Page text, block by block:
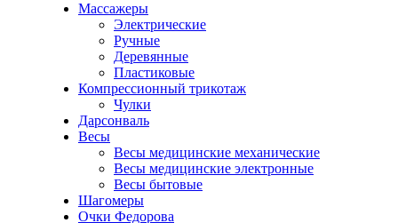
Массажеры
Электрические
Ручные
Деревянные
Пластиковые
Компрессионный трикотаж
Чулки
Дарсонваль
Весы
Весы медицинские механические
Весы медицинские электронные
Весы бытовые
Шагомеры
Очки Федорова